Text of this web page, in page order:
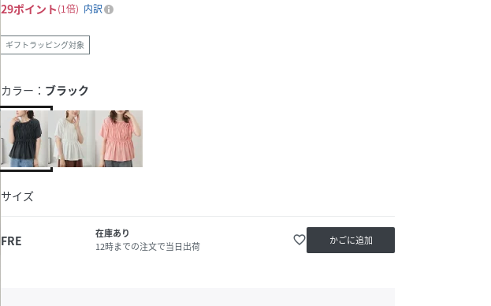
29ポイント 1倍 内訳
ギフトラッピング対象
カラー： ブラック
サイズ
FRE
在庫あり
12時までの注文で当日出荷
favorite_border かごに追加